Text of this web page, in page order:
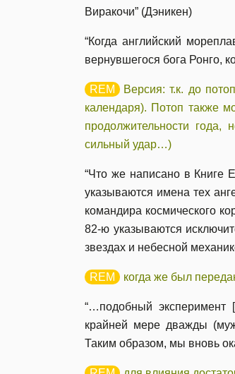
Виракочи” (Дэникен)
“Когда английский
вернувшегося бога Ронго,
Версия: т.к. до
календаря). Потоп также
продолжительности года,
сильный удар…)
“Что же написано в Книге
указываются имена тех
командира космического
82-ю указываются
звездах и небесной
когда же был
“…подобный
крайней мере дважды
Таким образом, мы вновь